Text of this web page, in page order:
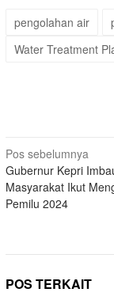
pengolahan air
Water Treatment
Navigasi
pos
Pos sebelumnya
Gubernur Kepri
Masyarakat Ikut
Pemilu 2024
POS TERKAIT